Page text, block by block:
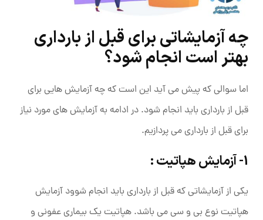
چه آزمایشاتی برای قبل از بارداری
بهتر است انجام شود؟
اما سوالی که پیش می آید این است که چه آزمایش هایی برای
قبل از بارداری باید انجام شود. در ادامه به آزمایش های مورد نیاز
برای قبل از بارداری می پردازیم.
1- آزمایش هپاتیت :
یکی از آزمایشاتی که قبل از بارداری باید انجام شوود آزمایش
هپاتیت نوع بی و سی می باشد. هپاتیت یک بیماری عفونی و